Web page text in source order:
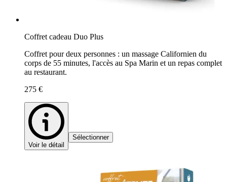
Coffret cadeau Duo Plus
Coffret pour deux personnes : un massage Californien du
corps de 55 minutes, l'accès au Spa Marin et un repas complet
au restaurant.
275 €
Voir le détail
Sélectionner